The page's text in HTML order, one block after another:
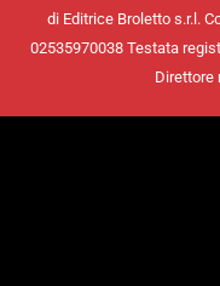
di Editrice Broletto s.r.l.
02535970038 Testata
Direttore